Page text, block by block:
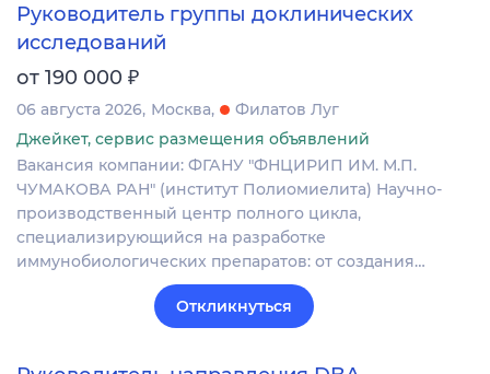
Руководитель группы доклинических
исследований
от 190 000 ₽
06 августа 2026 Москва
Филатов Луг
Джейкет, сервис размещения объявлений
Вакансия компании: ФГАНУ "ФНЦИРИП ИМ. М.П.
ЧУМАКОВА РАН" (институт Полиомиелита) Научно-
производственный центр полного цикла,
специализирующийся на разработке
иммунобиологических препаратов: от создания…
Откликнуться